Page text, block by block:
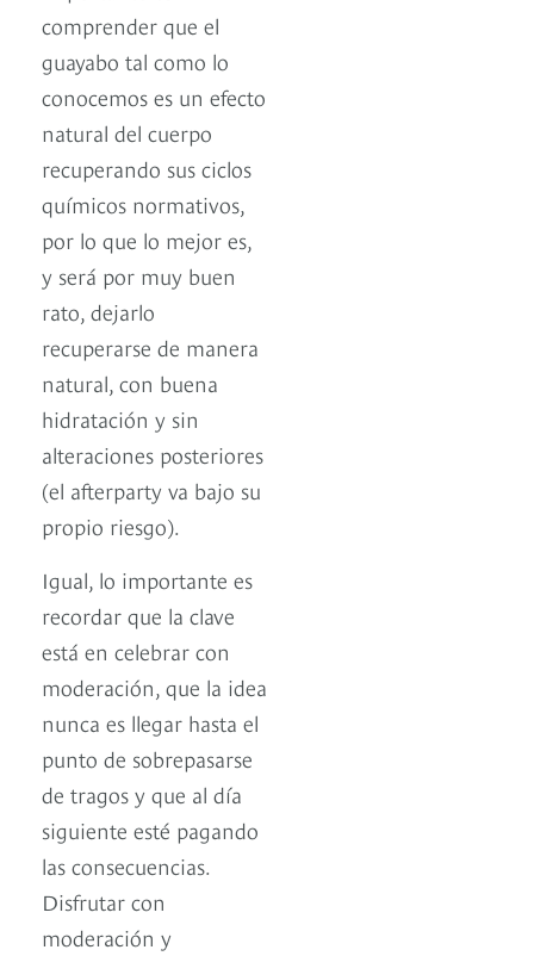
comprender que el
guayabo tal como lo
conocemos es un efecto
natural del cuerpo
recuperando sus ciclos
químicos normativos,
por lo que lo mejor es,
y será por muy buen
rato, dejarlo
recuperarse de manera
natural, con buena
hidratación y sin
alteraciones posteriores
(el afterparty va bajo su
propio riesgo).
Igual, lo importante es
recordar que la clave
está en celebrar con
moderación, que la idea
nunca es llegar hasta el
punto de sobrepasarse
de tragos y que al día
siguiente esté pagando
las consecuencias.
Disfrutar con
moderación y